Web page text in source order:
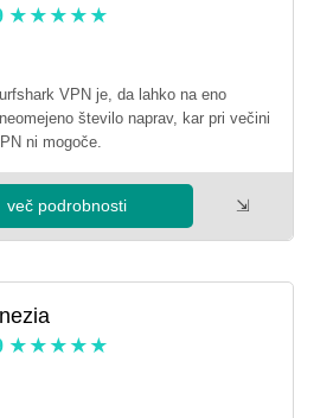
VPN je, da lahko na eno
število naprav, kar pri večini
ni mogoče.
več podrobnosti ⇲